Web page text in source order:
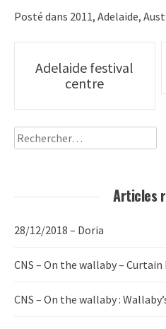
Posté dans 2011, Adelaide,
Poste
navigation
Adelaide festival
centre
Rechercher :
Articles
28/12/2018 – Doria
CNS – On the wallaby – Curtain
CNS – On the wallaby :